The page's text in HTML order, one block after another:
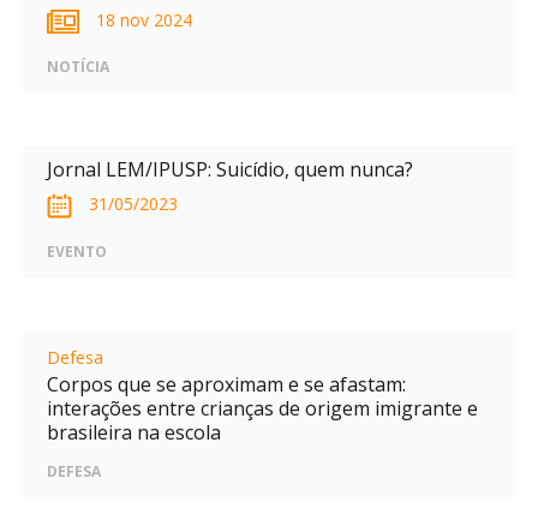
18 nov 2024
NOTÍCIA
Jornal LEM/IPUSP: Suicídio, quem nunca?
31/05/2023
EVENTO
Defesa
Corpos que se aproximam e se afastam:
interações entre crianças de origem imigrante e
brasileira na escola
DEFESA